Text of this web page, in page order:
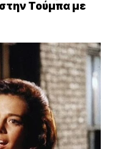
Τούμπα με